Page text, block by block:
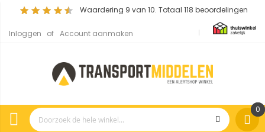
Waardering 9 van 10. Totaal 118 beoordelingen
Inloggen Account aanmaken
0